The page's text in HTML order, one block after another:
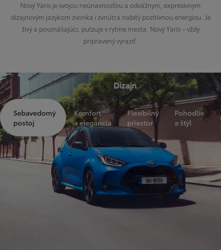
Nový Yaris je svojou neúnavnosťou a odvážnym, expresívnym
dizajnovým jazykom zvonka i zvnútra nabitý pozitívnou energiou. Je
živý a povznášajúci, pulzuje v rytme mesta. Nový Yaris – vždy
pripravený vyraziť.
Dizajn
Sebavedomý
postoj
Komfort
a elegancia
Flexibilný
priestor
Pohodlie
a štýl